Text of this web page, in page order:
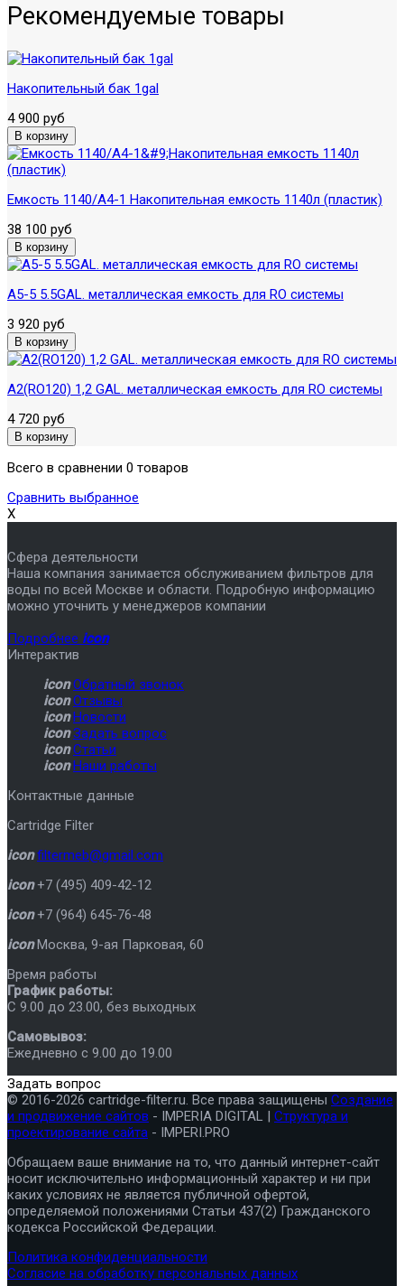
Рекомендуемые товары
Накопительный бак 1gal
4 900 руб
Емкость 1140/A4-1 Накопительная емкость 1140л (пластик)
38 100 руб
A5-5 5.5GAL. металлическая емкость для RO системы
3 920 руб
A2(RO120) 1,2 GAL. металлическая емкость для RO системы
4 720 руб
Всего в сравнении 0 товаров
Сравнить выбранное
X
Сфера деятельности
Наша компания занимается обслуживанием фильтров для
воды по всей Москве и области. Подробную информацию
можно уточнить у менеджеров компании
Подробнее icon
Интерактив
icon Обратный звонок
icon Отзывы
icon Новости
icon Задать вопрос
icon Статьи
icon Наши работы
Контактные данные
Cartridge Filter
icon filtermeb@gmail.com
icon +7 (495) 409-42-12
icon +7 (964) 645-76-48
icon Москва, 9-ая Парковая, 60
Время работы
График работы:
C 9.00 до 23.00, без выходных
Самовывоз:
Ежедневно с 9.00 до 19.00
Задать вопрос
© 2016-2026 cartridge-filter.ru. Все права защищены Создание
и продвижение сайтов - IMPERIA DIGITAL | Структура и
проектирование сайта - IMPERI.PRO
Обращаем ваше внимание на то, что данный интернет-сайт
носит исключительно информационный характер и ни при
каких условиях не является публичной офертой,
определяемой положениями Статьи 437(2) Гражданского
кодекса Российской Федерации.
Политика конфиденциальности
Согласие на обработку персональных данных